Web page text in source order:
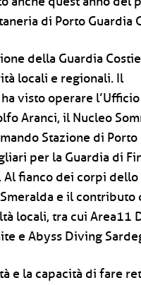
di Porto Guardia
della Guardia
locali e regionali. Il
visto operare
Aranci, il Nucleo
Stazione di
per la Guardia di
fianco dei corpi dello
e il contributo
locali, tra cui Area11
e Abyss Diving
e la capacità di fare